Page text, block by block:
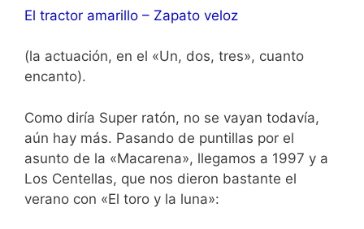
El tractor amarillo – Zapato veloz
(la actuación, en el «Un, dos, tres», cuanto
encanto).
Como diría Super ratón, no se vayan todavía,
aún hay más. Pasando de puntillas por el
asunto de la «Macarena», llegamos a 1997 y a
Los Centellas, que nos dieron bastante el
verano con «El toro y la luna»: